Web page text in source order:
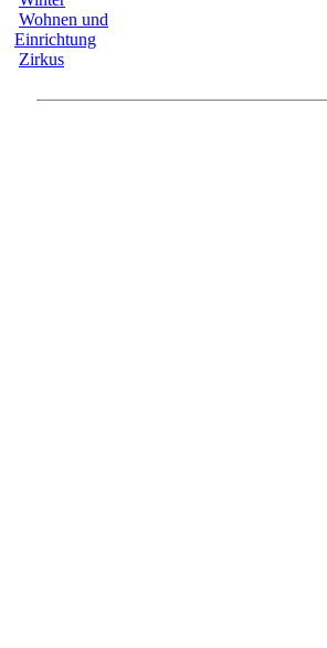
Wohnen und
Einrichtung
Zirkus